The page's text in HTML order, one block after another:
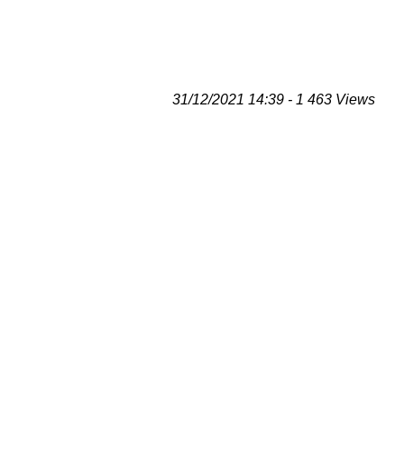
31/12/2021 14:39 - 1 463 Views